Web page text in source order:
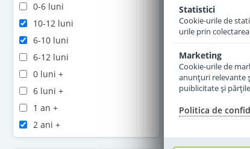
0-6 luni
10-12 luni
6-10 luni
6-12 luni
0 luni +
6 luni +
1 an +
2 ani +
Statistici
Cookie-urile de
urile prin
Marketing
Cookie-urile de
anunţuri relevante
puiblicitate şi
Politica de